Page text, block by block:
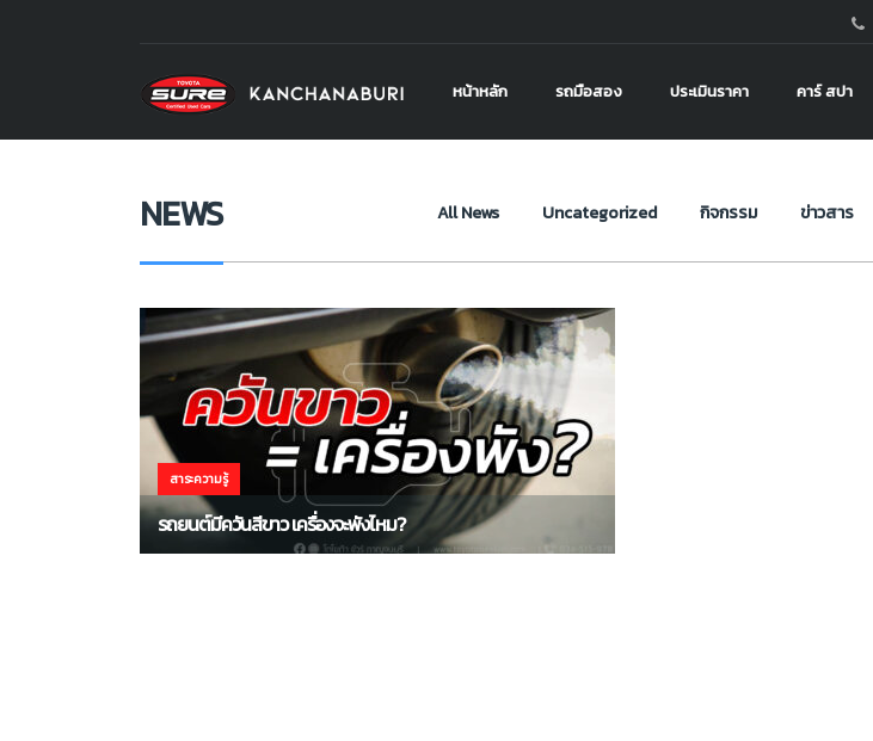
หน้าหลัก รถมือสอง ประเมินราคา คาร์ สปา
โตโยต้า ชัวร์ กาญจนบุรี >NEWS > วิธีซ่อมรถยนต์มีควันสีขาว
NEWS All News Uncategorized กิจกรรม ข่าวสาร
สาระความรู้
รถยนต์มีควันสีขาว เครื่องจะพังไหม?